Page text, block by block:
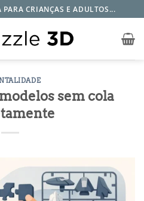
CRIANÇAS E ADULTOS...
sem cola